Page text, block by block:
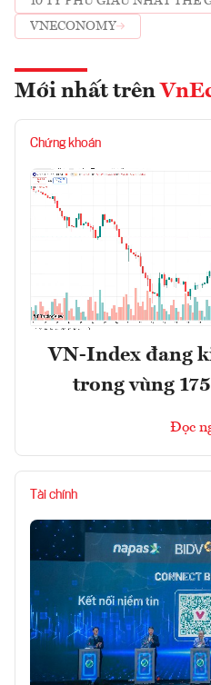
VNECONOMY
Mới nhất trên
Chứng khoán
VN-Index đang
trong vùng
Đọc
Tài chính